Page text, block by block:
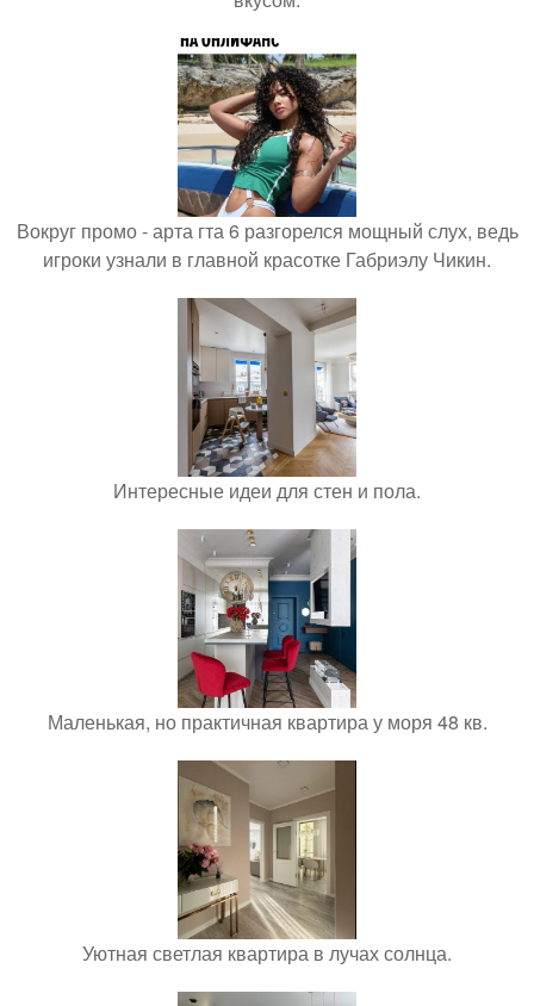
Вокруг промо - арта гта 6 разгорелся мощный слух, ведь
игроки узнали в главной красотке Габриэлу Чикин.
Интересные идеи для стен и пола.
Маленькая, но практичная квартира у моря 48 кв.
Уютная светлая квартира в лучах солнца.